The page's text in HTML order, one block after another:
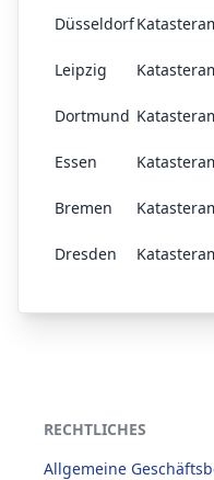
Düsseldorf
Leipzig
Dortmund
Essen
Bremen
Dresden
RECHTLICHES
Allgemeine